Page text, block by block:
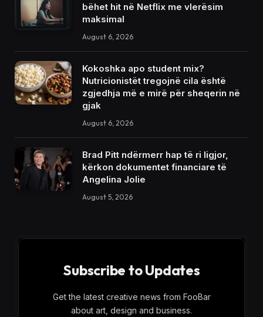
bëhet hit në Netflix me vlerësim
maksimal
August 6, 2026
Kokoshka apo student mix?
Nutricionistët tregojnë cila është
zgjedhja më e mirë për sheqerin në
gjak
August 6, 2026
Brad Pitt ndërmerr hap të ri ligjor,
kërkon dokumentet financiare të
Angelina Jolie
August 5, 2026
Subscribe to Updates
Get the latest creative news from FooBar
about art, design and business.